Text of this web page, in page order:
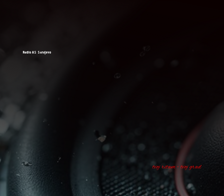
Radio AS Sarajevo
tvoj ritam - tvoj grad